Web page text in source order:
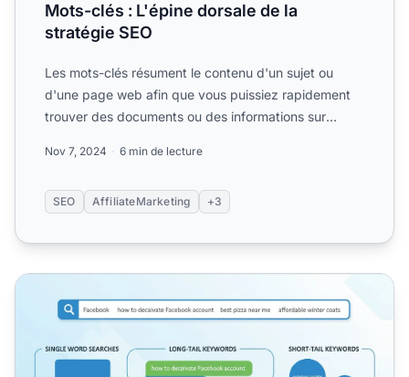
Mots-clés : L'épine dorsale de la
stratégie SEO
Les mots-clés résument le contenu d'un sujet ou
d'une page web afin que vous puissiez rapidement
trouver des documents ou des informations sur
Nov 7, 2024 6 min de lecture
SEO AffiliateMarketing +3
Quel est un exemple de terme de recherche ? Guide